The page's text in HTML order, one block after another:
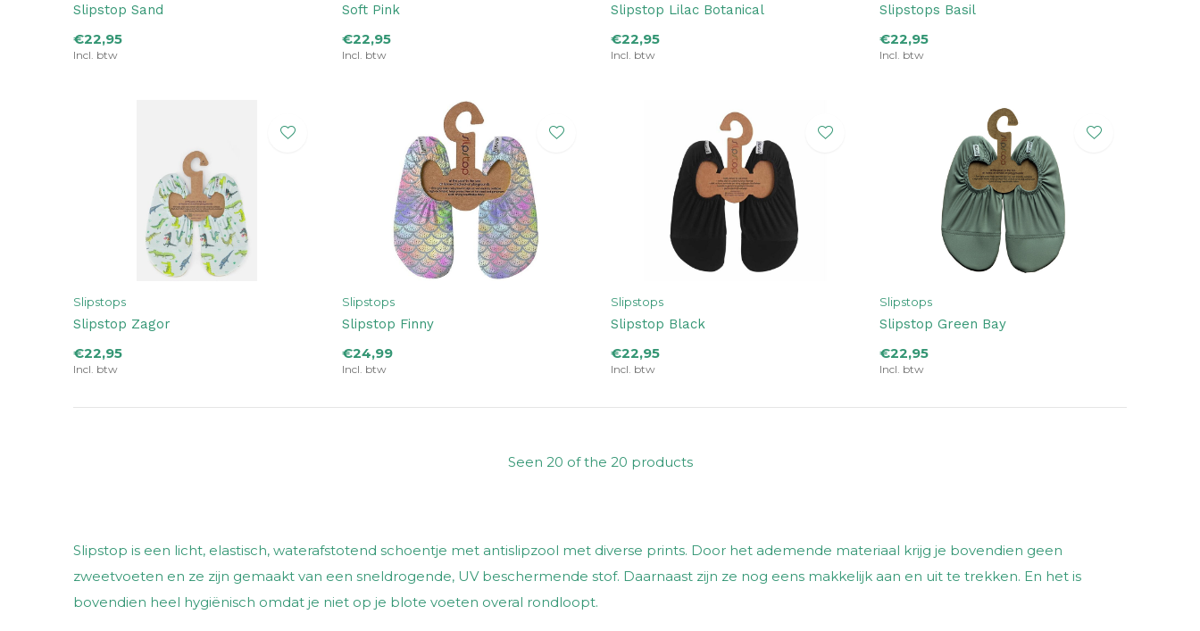
Slipstop Sand
€22,95
Incl. btw
Soft Pink
€22,95
Incl. btw
Slipstop Lilac Botanical
€22,95
Incl. btw
Slipstops Basil
€22,95
Incl. btw
Slipstops
Slipstop Zagor
€22,95
Incl. btw
Slipstops
Slipstop Finny
€24,99
Incl. btw
Slipstops
Slipstop Black
€22,95
Incl. btw
Slipstops
Slipstop Green Bay
€22,95
Incl. btw
Seen 20 of the 20 products
Slipstop is een licht, elastisch, waterafstotend schoentje met antislipzool met diverse prints. Door het ademende materiaal krijg je bovendien geen
zweetvoeten en ze zijn gemaakt van een sneldrogende, UV beschermende stof. Daarnaast zijn ze nog eens makkelijk aan en uit te trekken. En het is
bovendien heel hygiënisch omdat je niet op je blote voeten overal rondloopt.